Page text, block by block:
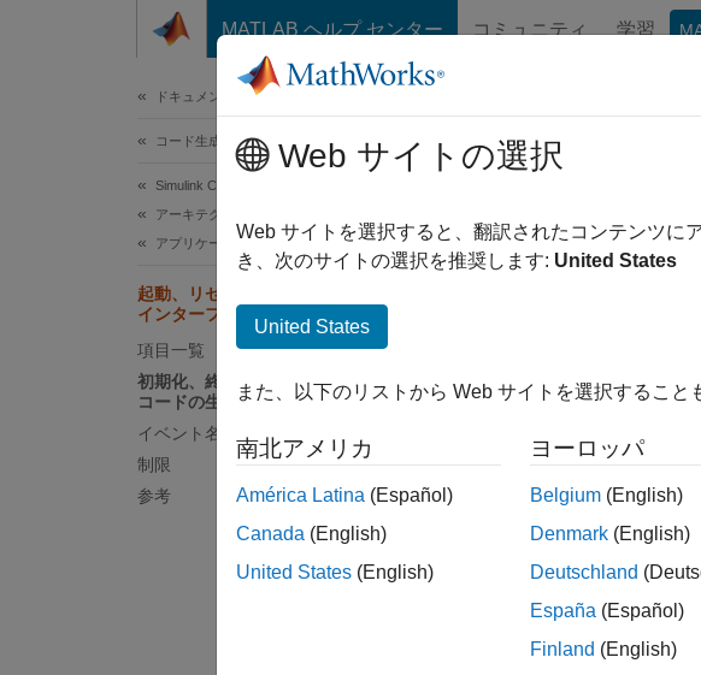
コンテンツへスキップ
MATLAB ヘルプ センター コミュニティ 学習
ドキュメンテーションのホーム
コード生成
Simulink Coder
アーキテクチャとコンポーネントの設計
アプリケーション インターフェイス
起動、リセット、シャットダウン関数
インターフェイス
項目一覧
初期化、終了、リセット イベント用の
コードの生成
イベント名およびコードの集約
制限
参考
起動、リセッ
アプリケーションでは、
す。モデルの起動、リセ
了イベントに応答してア
アプリケーションま
初期条件の計算。
不揮発性メモリか
外部イベントに応答
Web サイトの選択
Web サイトを選択すると、翻訳されたコンテンツに
き、次のサイトの選択を推奨します: United States
United States
また、以下のリストから Web サイトを選択すること
南北アメリカ
América Latina (Español)
Canada (English)
United States (English)
ヨーロッパ
Belgium (English)
Denmark (English)
Deutschland
España (Español)
Finland (English)